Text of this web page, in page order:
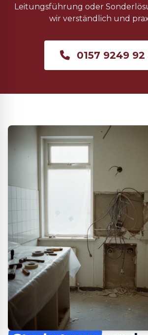
Leitungsführung oder
wir verständlich und
0157 9249 92